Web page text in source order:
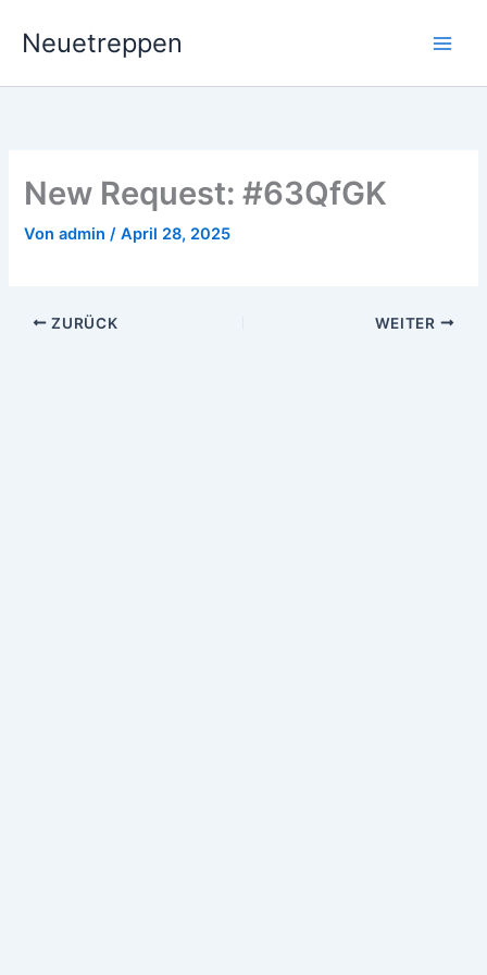
InhaltNeuetreppen
New Request: #63QfGK
Vonadmin/April 28, 2025
ZURÜCK WEITER